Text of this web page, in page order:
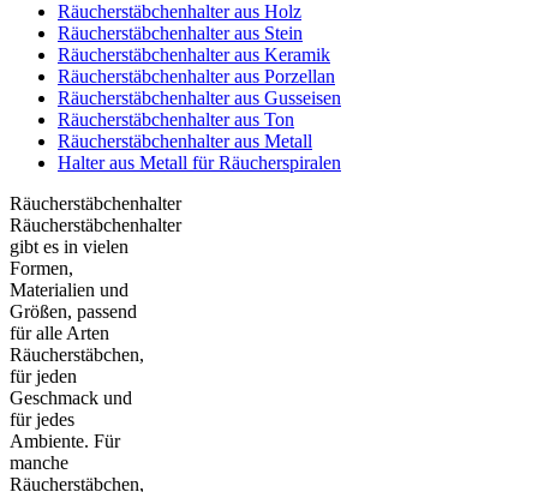
Räucherstäbchenhalter aus Holz
Räucherstäbchenhalter aus Stein
Räucherstäbchenhalter aus Keramik
Räucherstäbchenhalter aus Porzellan
Räucherstäbchenhalter aus Gusseisen
Räucherstäbchenhalter aus Ton
Räucherstäbchenhalter aus Metall
Halter aus Metall für Räucherspiralen
Räucherstäbchenhalter
Räucherstäbchenhalter
gibt es in vielen
Formen,
Materialien und
Größen, passend
für alle Arten
Räucherstäbchen,
für jeden
Geschmack und
für jedes
Ambiente. Für
manche
Räucherstäbchen,